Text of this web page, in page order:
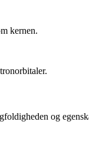
kernen.
og